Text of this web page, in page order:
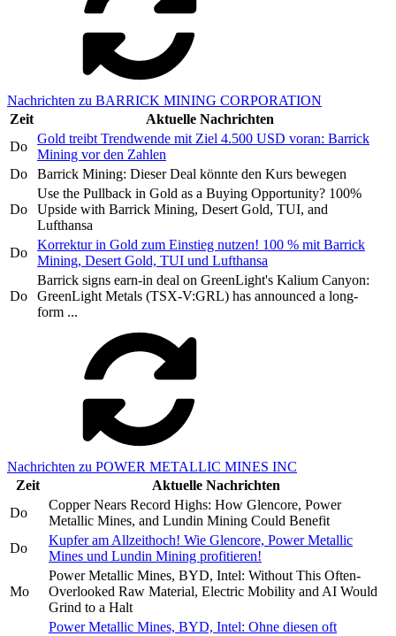
Nachrichten zu BARRICK MINING CORPORATION
Zeit
Aktuelle Nachrichten
Do
Gold treibt Trendwende mit Ziel 4.500 USD voran: Barrick
Mining vor den Zahlen
Do
Barrick Mining: Dieser Deal könnte den Kurs bewegen
Do
Use the Pullback in Gold as a Buying Opportunity? 100%
Upside with Barrick Mining, Desert Gold, TUI, and
Lufthansa
Do
Korrektur in Gold zum Einstieg nutzen! 100 % mit Barrick
Mining, Desert Gold, TUI und Lufthansa
Do
Barrick signs earn-in deal on GreenLight's Kalium Canyon:
GreenLight Metals (TSX-V:GRL) has announced a long-
form ...
Nachrichten zu POWER METALLIC MINES INC
Zeit
Aktuelle Nachrichten
Do
Copper Nears Record Highs: How Glencore, Power
Metallic Mines, and Lundin Mining Could Benefit
Do
Kupfer am Allzeithoch! Wie Glencore, Power Metallic
Mines und Lundin Mining profitieren!
Mo
Power Metallic Mines, BYD, Intel: Without This Often-
Overlooked Raw Material, Electric Mobility and AI Would
Grind to a Halt
Power Metallic Mines, BYD, Intel: Ohne diesen oft